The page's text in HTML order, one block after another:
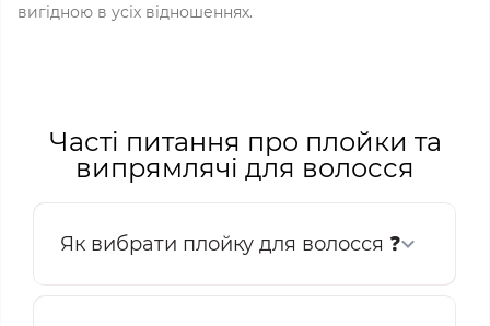
вигідною в усіх відношеннях.
Часті питання про плойки та
випрямлячі для волосся
Як вибрати плойку для волосся ❓